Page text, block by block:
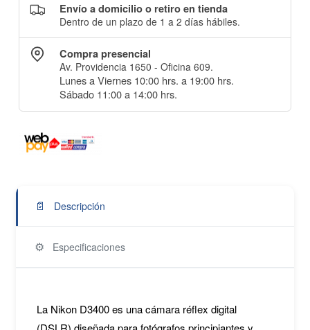
Envío a domicilio o retiro en tienda
Dentro de un plazo de 1 a 2 días hábiles.
Compra presencial
Av. Providencia 1650 - Oficina 609.
Lunes a Viernes 10:00 hrs. a 19:00 hrs.
Sábado 11:00 a 14:00 hrs.
📄 Descripción
⚙️ Especificaciones
La Nikon D3400 es una cámara réflex digital